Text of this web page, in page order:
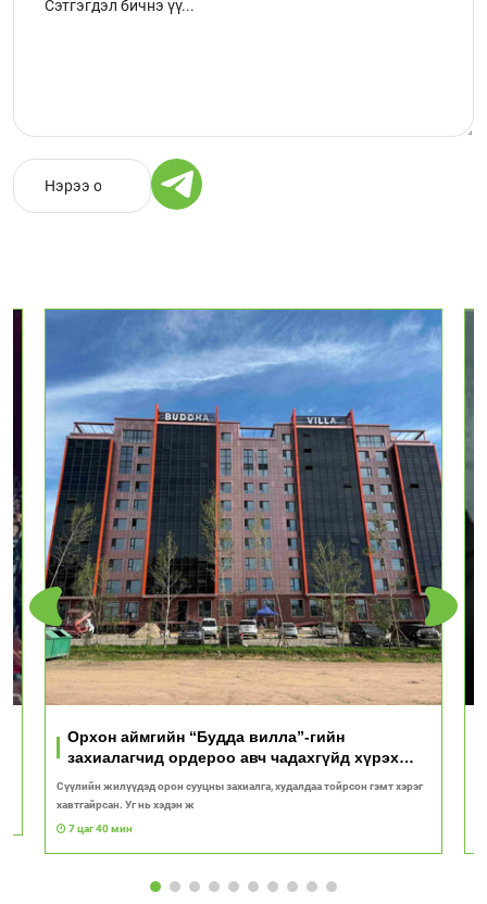
Орхон аймгийн “Будда вилла”-гийн
захиалагчид ордероо авч чадахгүйд хүрэх
вий!
Сүүлийн жилүүдэд орон сууцны захиалга, худалдаа тойрсон гэмт хэрэг
хавтгайрсан. Уг нь хэдэн ж
7 цаг 40 мин